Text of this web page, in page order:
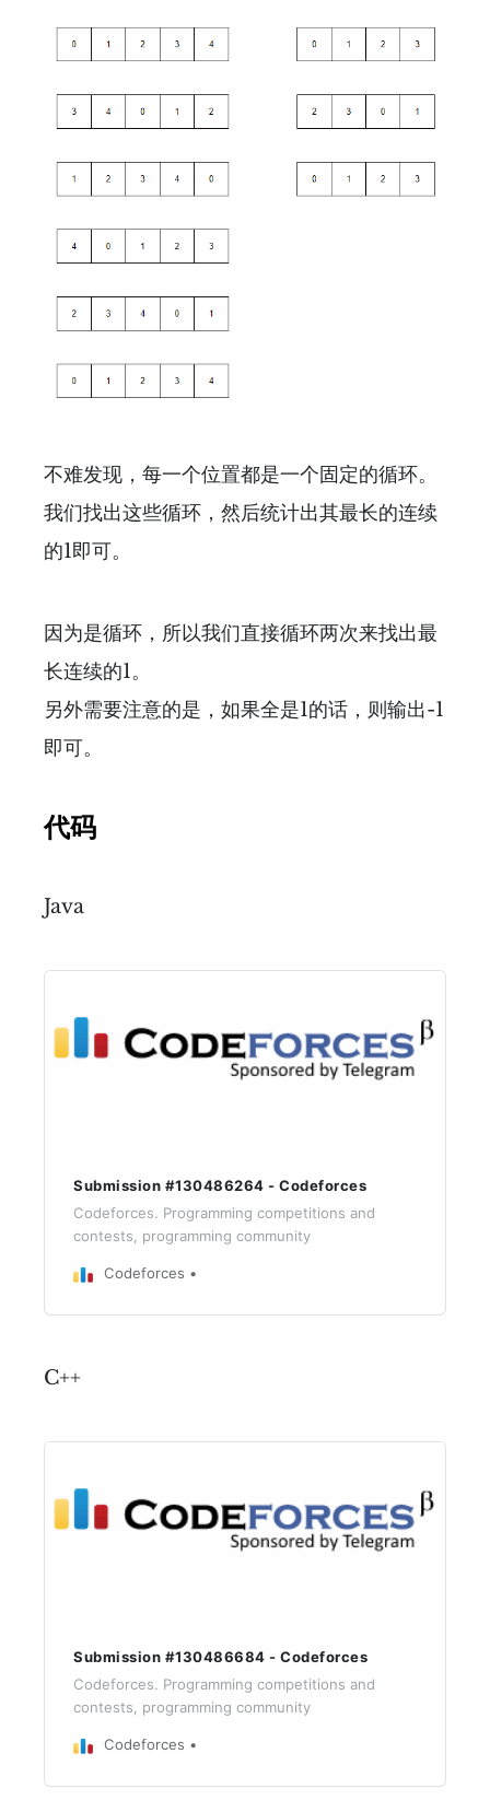
不难发现，每一个位置都是一个固定的循环。
我们找出这些循环，然后统计出其最长的连续
的1即可。
因为是循环，所以我们直接循环两次来找出最
长连续的1。
另外需要注意的是，如果全是1的话，则输出-1
即可。
代码
Java
Submission #130486264 - Codeforces
Codeforces. Programming competitions and
contests, programming community
Codeforces
C++
Submission #130486684 - Codeforces
Codeforces. Programming competitions and
contests, programming community
Codeforces